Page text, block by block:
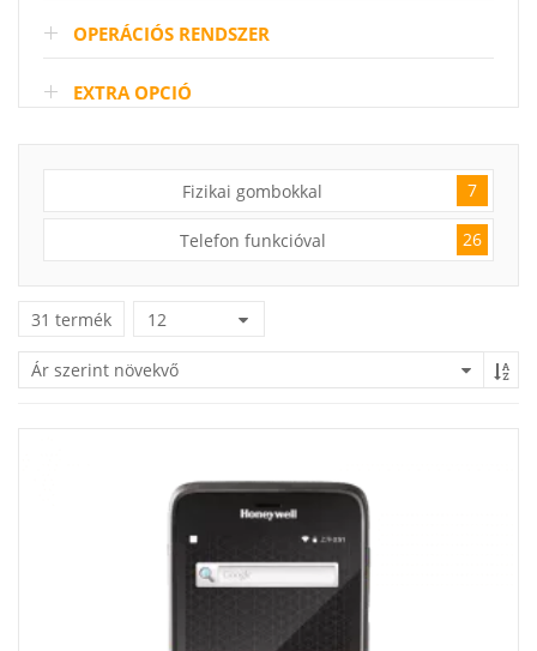
OPERÁCIÓS RENDSZER
EXTRA OPCIÓ
Fizikai gombokkal 7
Telefon funkcióval 26
31 termék 12